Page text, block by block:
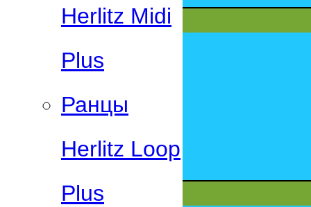
Herlitz Midi
Plus
Ранцы
Herlitz Loop
Plus